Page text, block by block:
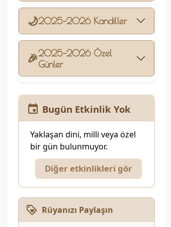
🌙2025–2026 Kandiller
🎉2025–2026 Özel
Günler
Bugün Etkinlik Yok
Yaklaşan dini, milli veya özel
bir gün bulunmuyor.
Diğer etkinlikleri gör
Rüyanızı Paylaşın